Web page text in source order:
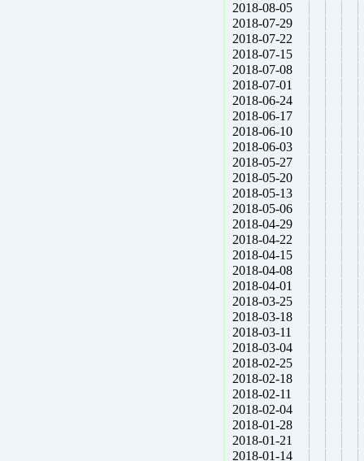
2018-08-05
2018-07-29
2018-07-22
2018-07-15
2018-07-08
2018-07-01
2018-06-24
2018-06-17
2018-06-10
2018-06-03
2018-05-27
2018-05-20
2018-05-13
2018-05-06
2018-04-29
2018-04-22
2018-04-15
2018-04-08
2018-04-01
2018-03-25
2018-03-18
2018-03-11
2018-03-04
2018-02-25
2018-02-18
2018-02-11
2018-02-04
2018-01-28
2018-01-21
2018-01-14